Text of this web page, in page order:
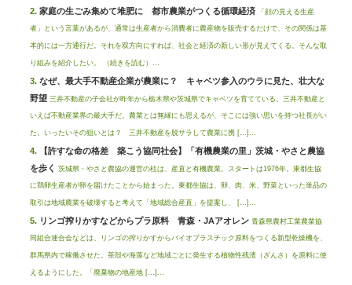
家庭の生ごみ集めて堆肥に 都市農業がつくる循環経済
「顔の見える生産
者」という言葉があるが、通常は生産者から消費者に農産物を販売するだけで、その関係は基
本的には一方通行だ。それを双方向にすれば、社会と経済の新しい形が見えてくる。そんな取
り組みを紹介したい。 （続きを読む）...
なぜ、最大手不動産企業が農業に？ キャベツ参入のウラに見た、壮大な
野望 三井不動産の子会社が昨年から栃木県や茨城県でキャベツを育てている。三井不動産と
いえば不動産業界の最大手だ。農業とは無縁にも思えるが、そこには強い思いを持つ社長がい
た。いったいその狙いとは？ 三井不動産を脱サラして農業に携 […]...
【許すな命の格差 築こう協同社会】「有機農業の里」茨城・やさと農協
を歩く 茨城県・やさと農協の運営の柱は、産直と有機農業。スタートは1976年。東都生協
に鶏卵生産者が卵を届けたことから始まった。東都生協は、卵、肉、米、野菜といった単品の
取引は地域農業を破壊すると考えて「地域総合産直」を提案し、 […]...
リンゴ搾りかすなどからプラ原料 青森・JAアオレン 青森県農村工業農業協
同組合連合会などは、リンゴの搾りかすからバイオプラスチック原料をつくる新型乾燥機を、
群馬県内で稼働させた。茶殻や海藻など地域ごとに発生する植物性残渣（ざんさ）を原料に使
えるようにした。「廃棄物の地産地 […]...